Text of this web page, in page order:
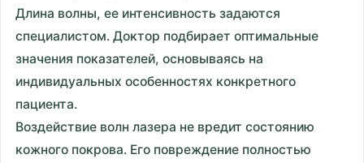
Длина волны, ее интенсивность задаются
специалистом. Доктор подбирает оптимальные
значения показателей, основываясь на
индивидуальных особенностях конкретного
пациента.
Воздействие волн лазера не вредит состоянию
кожного покрова. Его повреждение полностью